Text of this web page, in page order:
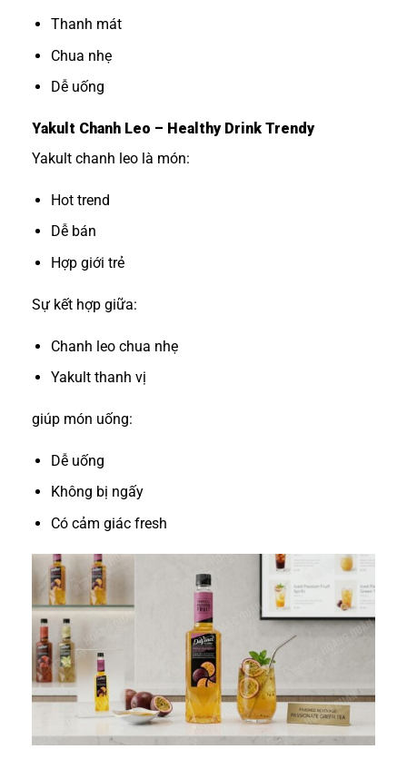
Thanh mát
Chua nhẹ
Dễ uống
Yakult Chanh Leo – Healthy Drink Trendy
Yakult chanh leo là món:
Hot trend
Dễ bán
Hợp giới trẻ
Sự kết hợp giữa:
Chanh leo chua nhẹ
Yakult thanh vị
giúp món uống:
Dễ uống
Không bị ngấy
Có cảm giác fresh